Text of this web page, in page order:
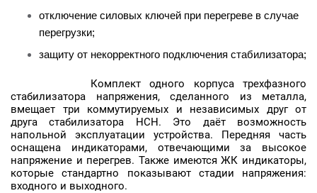
отключение силовых ключей при перегреве в случае
перегрузки;
защиту от некорректного подключения стабилизатора;
Комплект одного корпуса трехфазного
стабилизатора напряжения, сделанного из металла,
вмещает три коммутируемых и независимых друг от
друга стабилизатора HCH. Это даёт возможность
напольной эксплуатации устройства. Передняя часть
оснащена индикаторами, отвечающими за высокое
напряжение и перегрев. Также имеются ЖК индикаторы,
которые стандартно показывают стадии напряжения:
входного и выходного.